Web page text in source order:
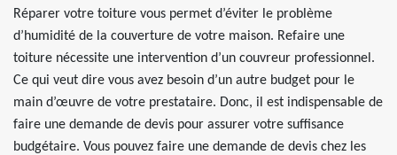
Réparer votre toiture vous permet d’éviter le problème
d’humidité de la couverture de votre maison. Refaire une
toiture nécessite une intervention d’un couvreur professionnel.
Ce qui veut dire vous avez besoin d’un autre budget pour le
main d’œuvre de votre prestataire. Donc, il est indispensable de
faire une demande de devis pour assurer votre suffisance
budgétaire. Vous pouvez faire une demande de devis chez les